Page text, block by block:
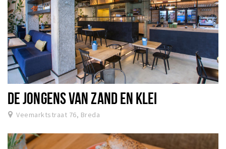
DE JONGENS VAN ZAND EN KLEI
Veemarktstraat 76, Breda